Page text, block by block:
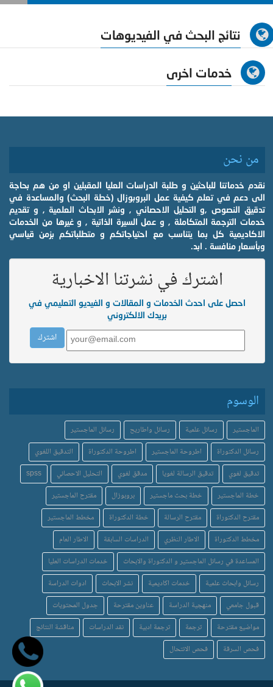
نتائج البحث في الفيديوهات
خدمات اخرى
من نحن
نقدم خدماتنا للباحثين و طلبة الدراسات العليا المقبلين او من هم بحاجة
الى دعم في تعلم كيفية عمل البروبوزال (خطة البحث) والمساعدة في
تدقيق النصوص ,و التحليل الاحصائي , ونشر الابحاث العلمية , و تقديم
خدمات الترجمة المتكاملة , و عمل السيرة الذاتية , و غيرها من الخدمات
الاكاديمية كل بما يتناسب مع احتياجاتكم و متطلباتكم بزمن قياسي
وبأسعار منافسة . ابد.
اشترك في نشرتنا الاخبارية
احصل على احدث الخدمات و المقالات و الفيديو التعليمي في
بريدك الالكتروني
الوسوم
الماجستير رسائل علمية رسائل واطاريح
رسائل الماجستير
رسائل الدكتوراة
اطروحة الماجستير اطروحة الدكتوراة
التدقيق اللغوي
تدقيق لغوي
تدقيق الرسالة لغويا مدقق لغوي التحليل الاحصائي
spss
خطة الماجستير
خطة بحث ماجستير بروبوزال
مقترح الماجستير
مقترح الدكتوراة
مقترح الرسالة خطة الدكتوراة
مخطط الماجستير
مخطط الدكتوراة
الاطار النظري الدراسات السابقة
الاطار العام
المساعدة في رسائل الماجستير و الدكتوراة والابحاث
خدمات الدراسات العليا
رسائل وابحاث علمية
خدمات اكاديمية نشر الابحاث
ادوات الدراسة
قبول جامعي
منهجية الدراسة عناوين مقترحة
جدول المحتويات
مواضيع مقترحة
ترجمة ترجمة ادبية نقد الدراسات
مناقشة النتائج
فحص السرقة
فحص الانتحال